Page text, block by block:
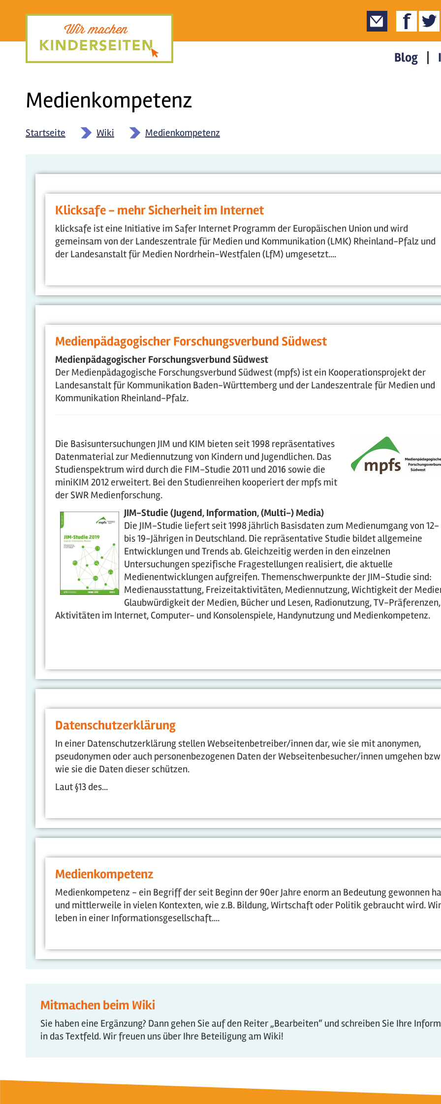
Blog
Medienkompetenz
Startseite » Wiki » Medienkompetenz
Klicksafe - mehr Sicherheit im Internet
klicksafe ist eine Initiative im Safer Internet Programm der Europäischen Union und wird
gemeinsam von der Landeszentrale für Medien und Kommunikation (LMK) Rheinland-Pfalz und
der Landesanstalt für Medien Nordrhein-Westfalen (LfM) umgesetzt....
Medienpädagogischer Forschungsverbund Südwest
Medienpädagogischer Forschungsverbund Südwest
Der Medienpädagogische Forschungsverbund Südwest (mpfs) ist ein Kooperationsprojekt der
Landesanstalt für Kommunikation Baden-Württemberg und der Landeszentrale für Medien und
Kommunikation Rheinland-Pfalz.
Die Basisuntersuchungen JIM und KIM bieten seit 1998 repräsentatives
Datenmaterial zur Mediennutzung von Kindern und Jugendlichen. Das
Studienspektrum wird durch die FIM-Studie 2011 und 2016 sowie die
miniKIM 2012 erweitert. Bei den Studienreihen kooperiert der mpfs mit
der SWR Medienforschung.
JIM-Studie (Jugend, Information, (Multi-) Media)
Die JIM-Studie liefert seit 1998 jährlich Basisdaten zum Medienumgang von 12-
bis 19-Jährigen in Deutschland. Die repräsentative Studie bildet allgemeine
Entwicklungen und Trends ab. Gleichzeitig werden in den einzelnen
Untersuchungen spezifische Fragestellungen realisiert, die aktuelle
Medienentwicklungen aufgreifen. Themenschwerpunkte der JIM-Studie sind:
Medienausstattung, Freizeitaktivitäten, Mediennutzung, Wichtigkeit der
Glaubwürdigkeit der Medien, Bücher und Lesen, Radionut­zung, TV-Präferenzen,
Aktivitäten im Internet, Computer- und Konsolenspiele, Handynutzung und Me­dienkompetenz.
Datenschutzerklärung
In einer Datenschutzerklärung stellen Webseitenbetreiber/innen dar, wie sie mit anonymen,
pseudonymen oder auch personenbezogenen Daten der Webseitenbesucher/innen umgehen
wie sie die Daten dieser schützen.
Laut §13 des...
Medienkompetenz
Medienkompetenz - ein Begriff der seit Beginn der 90er Jahre enorm an Bedeutung gewonnen
und mittlerweile in vielen Kontexten, wie z.B. Bildung, Wirtschaft oder Politik gebraucht wird. Wir
leben in einer Informationsgesellschaft....
Mitmachen beim Wiki
Sie haben eine Ergänzung? Dann gehen Sie auf den Reiter „Bearbeiten“ und schreiben Sie Ihre
in das Textfeld. Wir freuen uns über Ihre Beteiligung am Wiki!